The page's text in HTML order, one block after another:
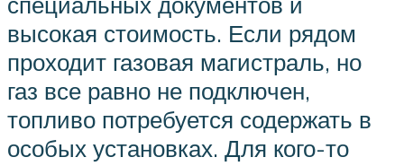
высокая стоимость. Если рядом
проходит газовая магистраль, но
газ все равно не подключен,
топливо потребуется содержать в
особых установках. Для кого-то